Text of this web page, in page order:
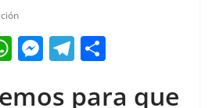
W
at
M
ss
T
e m
para que